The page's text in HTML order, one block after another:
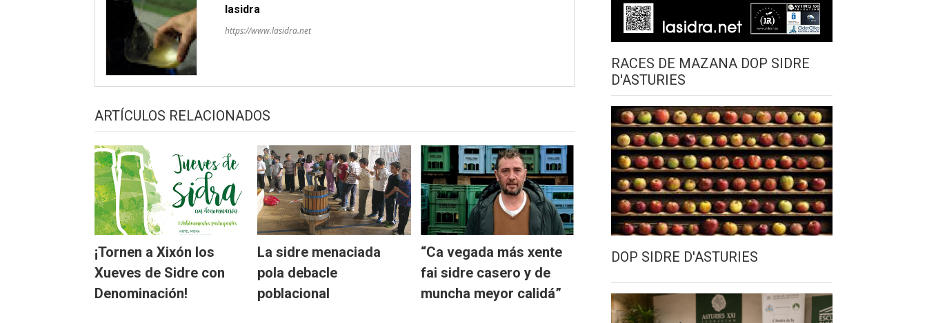
lasidra
https://www.lasidra.net
ARTÍCULOS RELACIONADOS
¡Tornen a Xixón los
Xueves de Sidre con
Denominación!
La sidre menaciada
pola debacle
poblacional
“Ca vegada más xente
fai sidre casero y de
muncha meyor calidá”
RACES DE MAZANA DOP SIDRE
D'ASTURIES
DOP SIDRE D'ASTURIES